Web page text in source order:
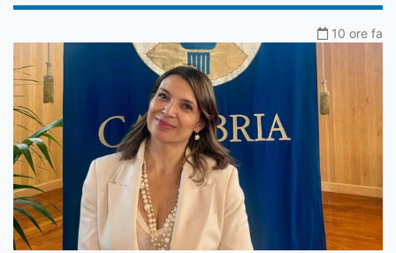
10 ore fa